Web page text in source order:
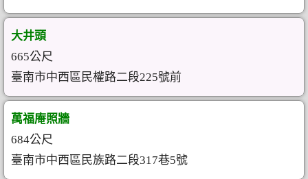
大井頭
665公尺
臺南市中西區民權路二段225號前
萬福庵照牆
684公尺
臺南市中西區民族路二段317巷5號